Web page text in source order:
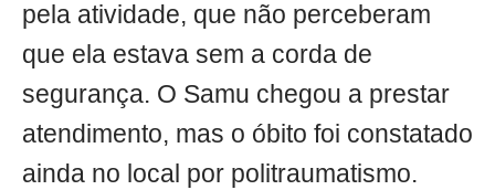
pela atividade, que não perceberam
que ela estava sem a corda de
segurança. O Samu chegou a prestar
atendimento, mas o óbito foi constatado
ainda no local por politraumatismo.